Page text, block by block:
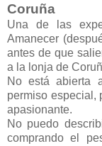
Coruña
Una de las
Amanecer
antes de que
a la lonja de
No está abierta
permiso especial,
apasionante.
No puedo
comprando el